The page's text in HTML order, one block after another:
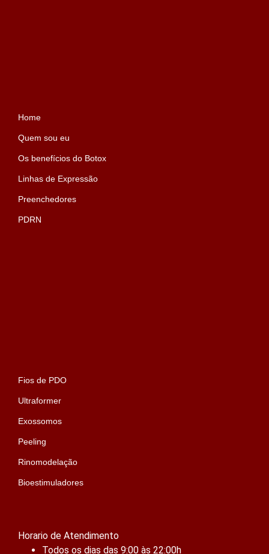
Home
Quem sou eu
Os benefícios do Botox
Linhas de Expressão
Preenchedores
PDRN
Fios de PDO
Ultraformer
Exossomos
Peeling
Rinomodelação
Bioestimuladores
Horario de Atendimento
Todos os dias das 9:00 às 22:00h